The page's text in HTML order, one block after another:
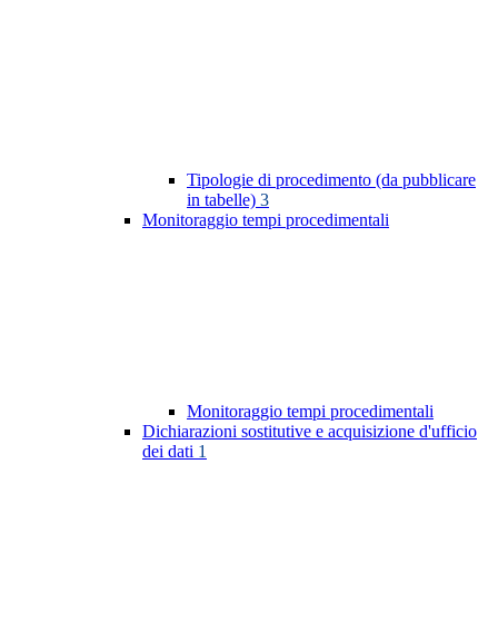
Tipologie di procedimento (da pubblicare
in tabelle) 3
Monitoraggio tempi procedimentali
Monitoraggio tempi procedimentali
Dichiarazioni sostitutive e acquisizione d'ufficio
dei dati 1